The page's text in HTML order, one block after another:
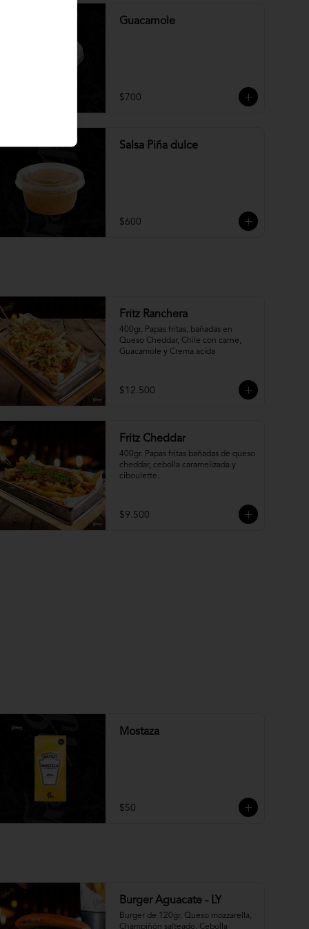
Guacamole
$700
Salsa Piña dulce
$600
Fritz Ranchera
400gr. Papas fritas, bañadas en
Queso Cheddar, Chile con carne,
Guacamole y Crema acida
$12.500
Fritz Cheddar
400gr. Papas fritas bañadas de queso
cheddar, cebolla caramelizada y
ciboulette.
$9.500
Mostaza
$50
Burger Aguacate - LY
Burger de 120gr, Queso mozzarella,
Champiñón salteado, Cebolla